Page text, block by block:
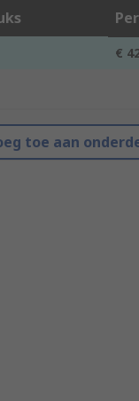
€
toe aan